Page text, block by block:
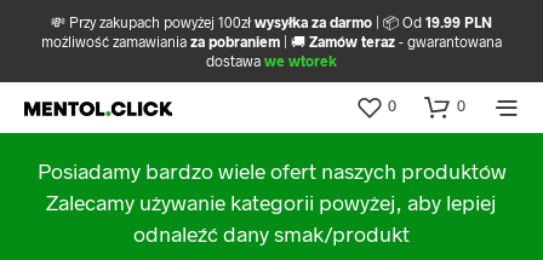
💸 Przy zakupach powyżej 100zł wysyłka za darmo | 📦 Od 19.99 PLN
możliwość zamawiania za pobraniem | 🚚 Zamów teraz - gwarantowana
dostawa we wtorek
0 0
Posiadamy bardzo wiele ofert naszych produktów
Zalecamy używanie kategorii powyżej, aby lepiej
odnaleźć dany smak/produkt